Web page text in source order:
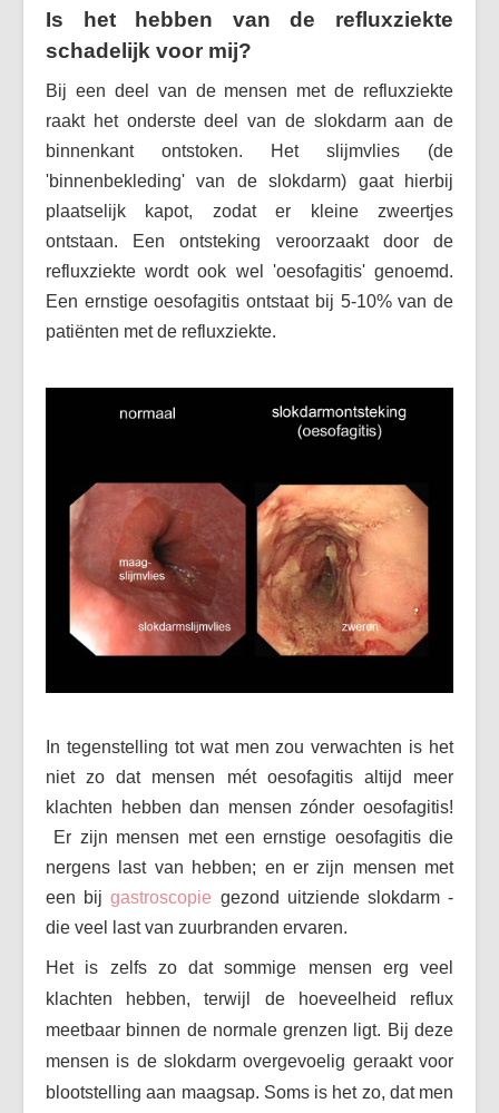
Is het hebben van de refluxziekte
schadelijk voor mij?
Bij een deel van de mensen met de refluxziekte
raakt het onderste deel van de slokdarm aan de
binnenkant ontstoken. Het slijmvlies (de
'binnenbekleding' van de slokdarm) gaat hierbij
plaatselijk kapot, zodat er kleine zweertjes
ontstaan. Een ontsteking veroorzaakt door de
refluxziekte wordt ook wel 'oesofagitis' genoemd.
Een ernstige oesofagitis ontstaat bij 5-10% van de
patiënten met de refluxziekte.
In tegenstelling tot wat men zou verwachten is het
niet zo dat mensen mét oesofagitis altijd meer
klachten hebben dan mensen zónder oesofagitis!
Er zijn mensen met een ernstige oesofagitis die
nergens last van hebben; en er zijn mensen met
een bijgastroscopie gezond uitziende slokdarm -
die veel last van zuurbranden ervaren.
Het is zelfs zo dat sommige mensen erg veel
klachten hebben, terwijl de hoeveelheid reflux
meetbaar binnen de normale grenzen ligt. Bij deze
mensen is de slokdarm overgevoelig geraakt voor
blootstelling aan maagsap. Soms is het zo, dat men